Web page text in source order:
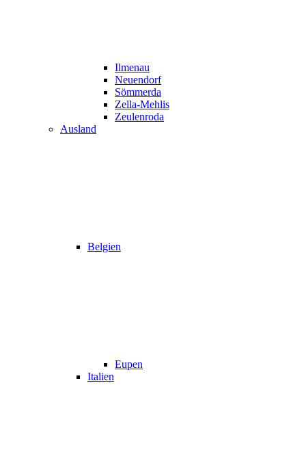
Ilmenau
Neuendorf
Sömmerda
Zella-Mehlis
Zeulenroda
Ausland
Belgien
Eupen
Italien